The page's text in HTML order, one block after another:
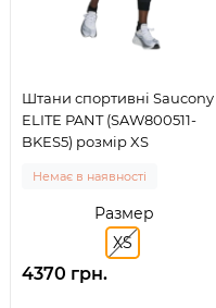
Штани спортивні Saucony
ELITE PANT (SAW800511-
BKES5) розмір XS
Немає в наявності
Размер
XS
4370 грн.